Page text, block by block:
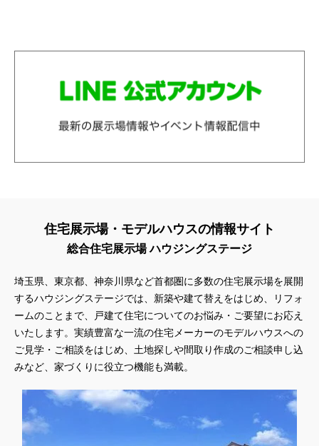
住宅展示場・モデルハウスの情報サイト
総合住宅展示場 ハウジングステージ
埼玉県、東京都、神奈川県など首都圏に多数の住宅展示場を展開
するハウジングステージでは、新築や建て替えをはじめ、リフォ
ームのことまで、戸建て住宅についてのお悩み・ご要望にお応え
いたします。実績豊富な一流の住宅メーカーのモデルハウスへの
ご見学・ご相談をはじめ、土地探しや間取り作成のご相談申し込
みなど、家づくりに役立つ機能も満載。